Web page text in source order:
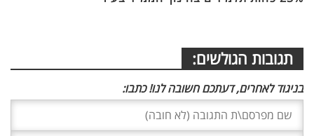
תגובות הגולשים:
בניגוד לאחרים, דעתכם חשובה לנו! כתבו: